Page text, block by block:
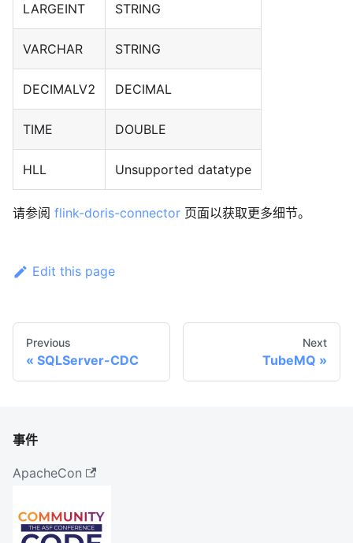
LARGEINT STRING
VARCHAR STRING
DECIMALV2 DECIMAL
TIME DOUBLE
HLL Unsupported datatype
请参阅 flink-doris-connector 页面以获取更多细节。
Edit this page
Previous
SQLServer-CDC
Next
TubeMQ
事件
ApacheCon